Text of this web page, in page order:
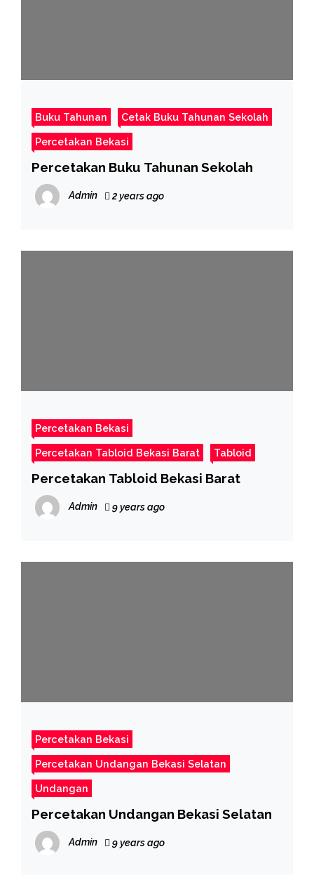
Buku Tahunan Cetak Buku Tahunan Sekolah
Percetakan Bekasi
Percetakan Buku Tahunan Sekolah
Admin 2 years ago
Percetakan Bekasi
Percetakan Tabloid Bekasi Barat Tabloid
Percetakan Tabloid Bekasi Barat
Admin 9 years ago
Percetakan Bekasi
Percetakan Undangan Bekasi Selatan
Undangan
Percetakan Undangan Bekasi Selatan
Admin 9 years ago